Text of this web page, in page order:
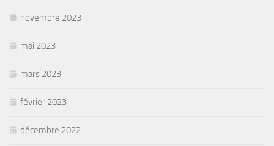
novembre 2023
mai 2023
mars 2023
février 2023
décembre 2022